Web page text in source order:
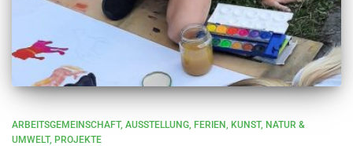
ARBEITSGEMEINSCHAFT AUSSTELLUNG FERIEN KUNST NATUR &
UMWELT PROJEKTE